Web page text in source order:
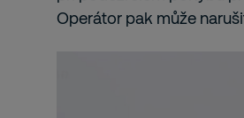
Operátor pak může